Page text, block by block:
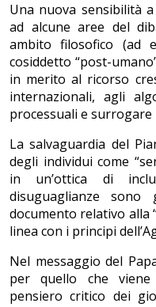
Una nuova sensibilità
ad alcune aree del
ambito filosofico (ad
cosiddetto “post-
in merito al ricorso
internazionali, agli
processuali e surrogare
La salvaguardia del
degli individui come
in un’ottica di
disuguaglianze
documento relativo alla
linea con i principi
Nel messaggio del
per quello che viene
pensiero critico dei